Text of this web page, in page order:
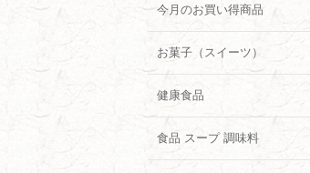
今月のお買い得商品
お菓子（スイーツ）
健康食品
食品 スープ 調味料